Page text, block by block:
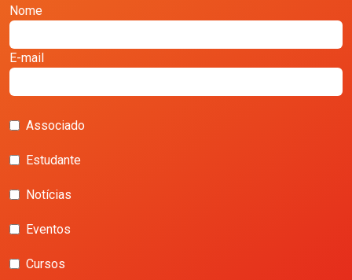
Nome
E-mail
Associado
Estudante
Notícias
Eventos
Cursos